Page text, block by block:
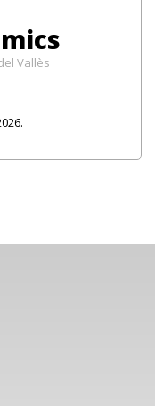
Vallès